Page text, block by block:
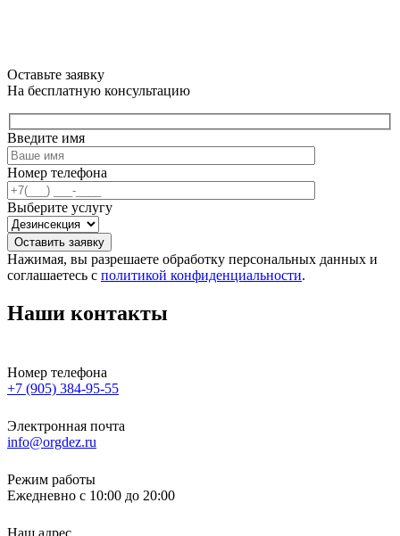
Оставьте заявку
На бесплатную консультацию
Введите имя
Номер телефона
Выберите услугу
Оставить заявку
Нажимая, вы разрешаете обработку персональных данных и
соглашаетесь с политикой конфиденциальности.
Наши контакты
Номер телефона
+7 (905) 384-95-55
Электронная почта
info@orgdez.ru
Режим работы
Ежедневно с 10:00 до 20:00
Наш адрес